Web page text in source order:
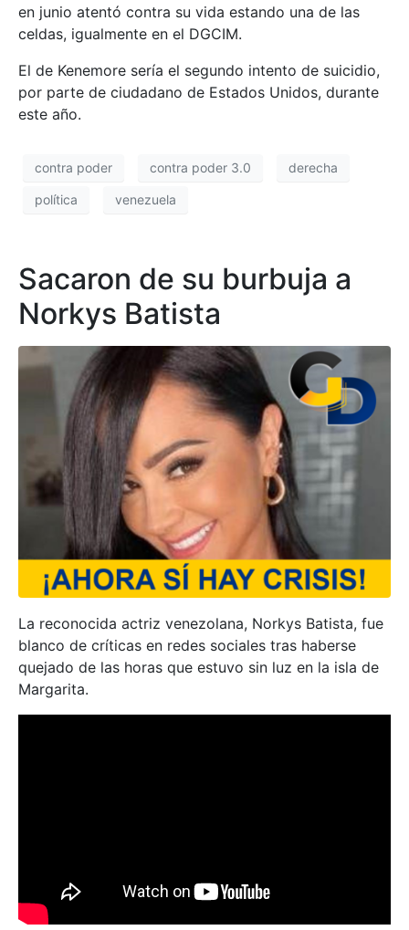
en junio atentó contra su vida estando una de las
celdas, igualmente en el DGCIM.
El de Kenemore sería el segundo intento de suicidio,
por parte de ciudadano de Estados Unidos, durante
este año.
contra poder contra poder 3.0 derecha
política venezuela
Sacaron de su burbuja a
Norkys Batista
La reconocida actriz venezolana, Norkys Batista, fue
blanco de críticas en redes sociales tras haberse
quejado de las horas que estuvo sin luz en la isla de
Margarita.